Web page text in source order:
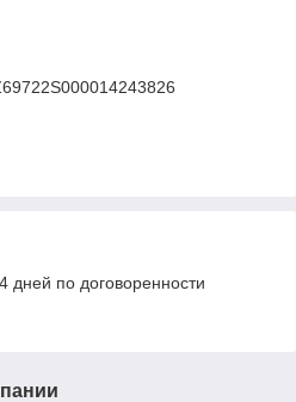
дней по договоренности